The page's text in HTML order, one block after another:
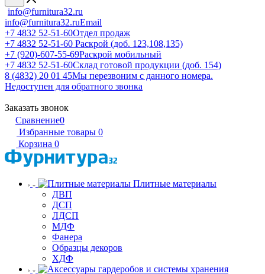
info@furnitura32.ru
info@furnitura32.ruEmail
+7 4832 52-51-60Отдел продаж
+7 4832 52-51-60 Раскрой (доб. 123,108,135)
+7 (920)-607-55-69Раскрой мобильный
+7 4832 52-51-60Склад готовой продукции (доб. 154)
8 (4832) 20 01 45Мы перезвоним с данного номера.
Недоступен для обратного звонка
Заказать звонок
Сравнение0
Избранные товары 0
Корзина 0
Плитные материалы
ДВП
ДСП
ЛДСП
МДФ
Фанера
Образцы декоров
ХДФ